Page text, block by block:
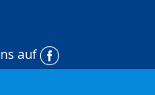
auf